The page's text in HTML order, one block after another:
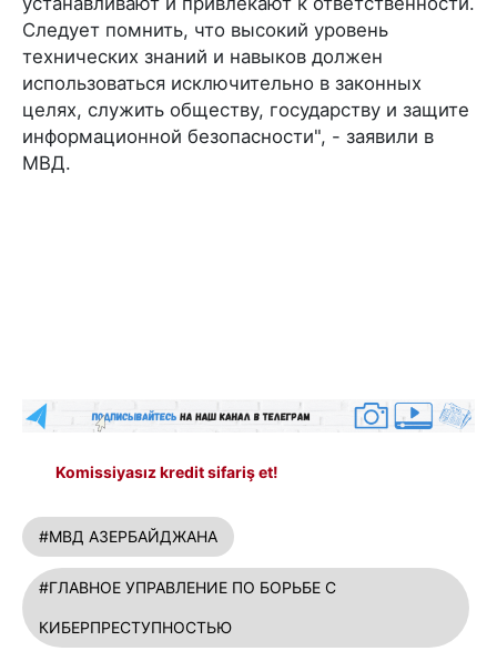
Следует помнить, что высокий уровень
технических знаний и навыков должен
использоваться исключительно в законных
целях, служить обществу, государству и защите
информационной безопасности", - заявили в
МВД.
Komissiyasız kredit sifariş et!
#МВД АЗЕРБАЙДЖАНА
#ГЛАВНОЕ УПРАВЛЕНИЕ ПО БОРЬБЕ С
КИБЕРПРЕСТУПНОСТЬЮ